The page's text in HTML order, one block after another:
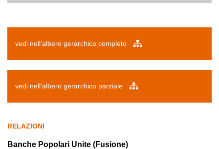
vedi nell'albero gerarchico completo
vedi nell'albero gerarchico parziale
RELAZIONI
Banche Popolari Unite (Fusione)